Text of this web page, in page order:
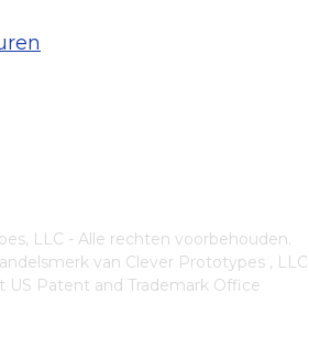
LLC - Alle rechten voorbehouden.
van Clever Prototypes , LLC
US Patent and Trademark Office